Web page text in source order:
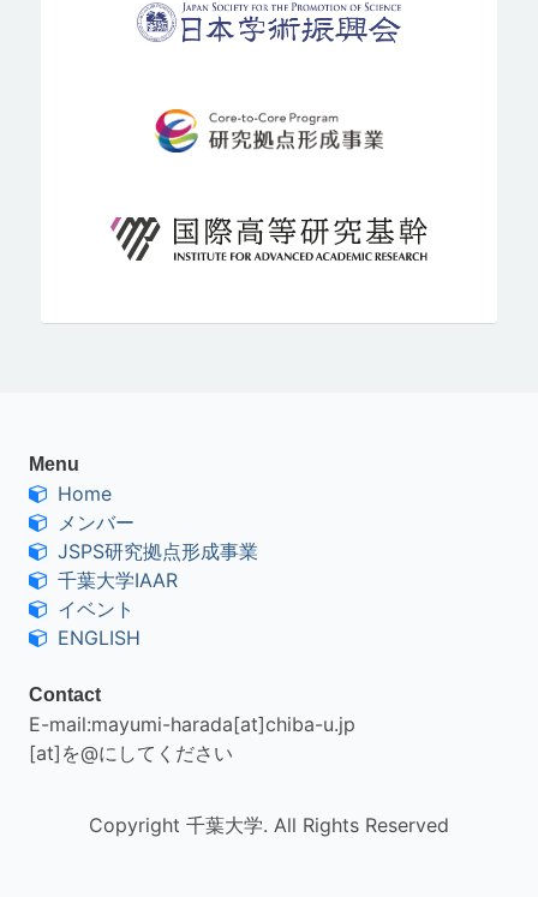
Menu
Home
メンバー
JSPS研究拠点形成事業
千葉大学IAAR
イベント
ENGLISH
Contact
E-mail:mayumi-harada[at]chiba-u.jp
[at]を@にしてください
Copyright 千葉大学. All Rights Reserved